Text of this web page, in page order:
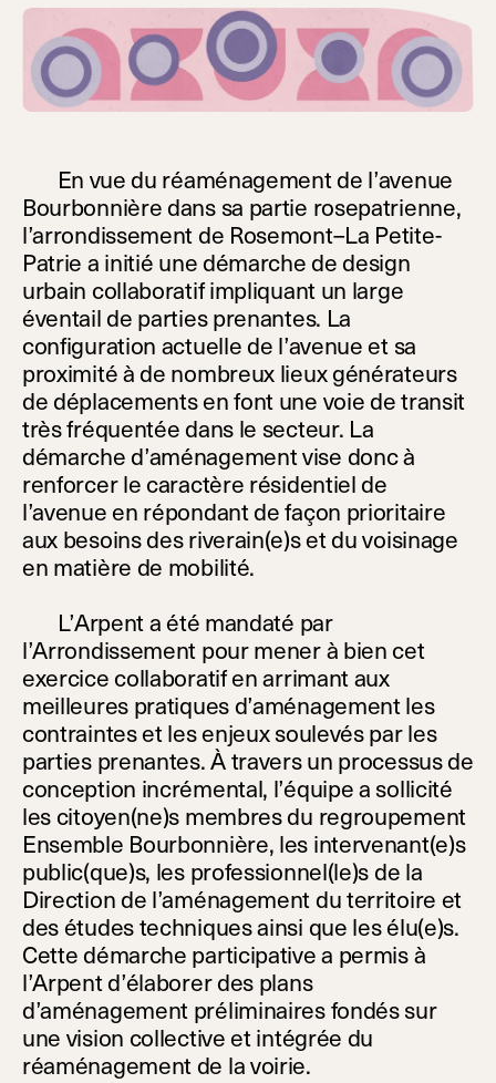
En vue du réaménagement de l’avenue
Bourbonnière dans sa partie rosepatrienne,
l’arrondissement de Rosemont–La Petite-
Patrie a initié une démarche de design
urbain collaboratif impliquant un large
éventail de parties prenantes. La
configuration actuelle de l’avenue et sa
proximité à de nombreux lieux générateurs
de déplacements en fontune voie de transit
très fréquentée dans le secteur. La
démarche d’aménagement vise donc à
renforcer le caractère résidentiel de
l’avenue en répondant de façon prioritaire
aux besoins des riverain(e)s et du voisinage
en matière de mobilité.
L’Arpent a été mandaté par
l’Arrondissement pour mener à bien cet
exercice collaboratif en arrimant aux
meilleures pratiques d’aménagement les
contraintes et les enjeux soulevés par les
parties prenantes. À travers un processus de
conception incrémental, l’équipe a sollicité
les citoyen(ne)s membres du regroupement
Ensemble Bourbonnière, les intervenant(e)s
public(que)s, les professionnel(le)s de la
Direction de l’aménagement du territoire et
des études techniques ainsi que les élu(e)s.
Cette démarche participative a permis à
l’Arpent d’élaborer des plans
d’aménagement préliminaires fondés sur
une vision collective et intégrée du
réaménagement de la voirie.